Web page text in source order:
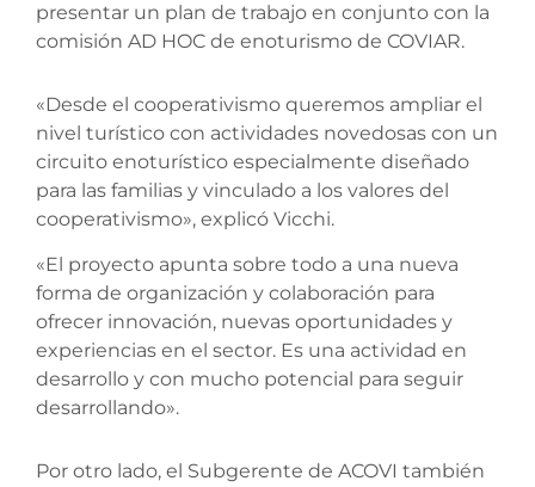
presentar un plan de trabajo en conjunto con la
comisión AD HOC de enoturismo de COVIAR.
«Desde el cooperativismo queremos ampliar el
nivel turístico con actividades novedosas con un
circuito enoturístico especialmente diseñado
para las familias y vinculado a los valores del
cooperativismo», explicó Vicchi.
«El proyecto apunta sobre todo a una nueva
forma de organización y colaboración para
ofrecer innovación, nuevas oportunidades y
experiencias en el sector. Es una actividad en
desarrollo y con mucho potencial para seguir
desarrollando».
Por otro lado, el Subgerente de ACOVI también